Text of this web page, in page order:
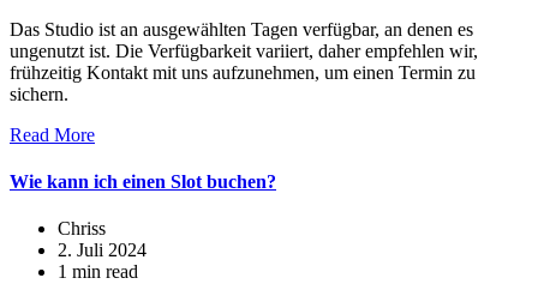
Das Studio ist an ausgewählten Tagen verfügbar, an denen es
ungenutzt ist. Die Verfügbarkeit variiert, daher empfehlen wir,
frühzeitig Kontakt mit uns aufzunehmen, um einen Termin zu
sichern.
Read More
Wie kann ich einen Slot buchen?
Chriss
2. Juli 2024
1 min read